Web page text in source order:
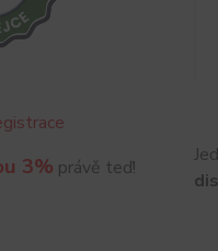
3% právě teď!